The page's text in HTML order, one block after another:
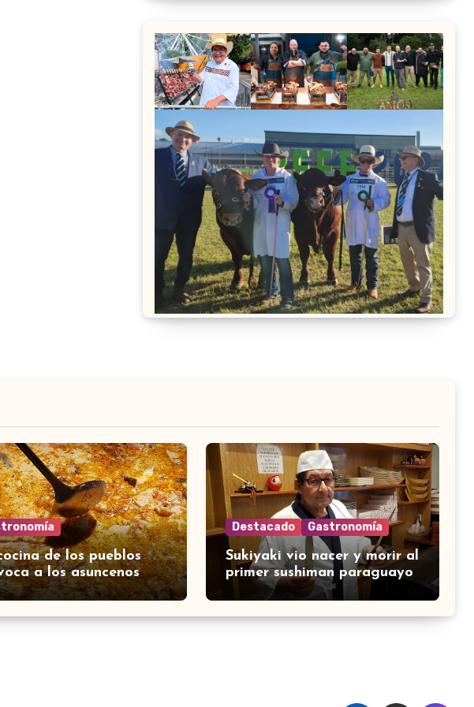
de los pueblos
a los asuncenos
Destacado Gastronomía
Sukiyaki vio nacer y morir al
primer sushiman paraguayo